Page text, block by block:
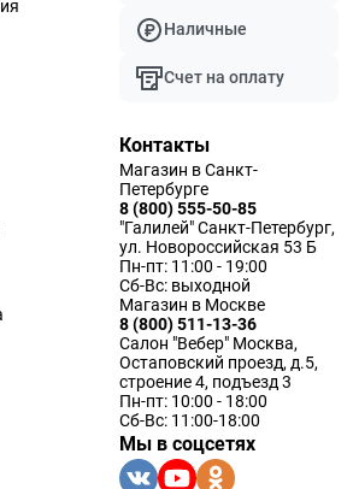
Наличные
Счет на оплату
Контакты
Магазин в Санкт-
Петербурге
8 (800) 555-50-85
"Галилей" Санкт-Петербург,
ул. Новороссийская 53 Б
Пн-пт: 11:00 - 19:00
Сб-Вс: выходной
Магазин в Москве
8 (800) 511-13-36
Салон "Вебер" Москва,
Остаповский проезд, д.5,
строение 4, подъезд 3
Пн-пт: 10:00 - 18:00
Сб-Вс: 11:00-18:00
Мы в соцсетях